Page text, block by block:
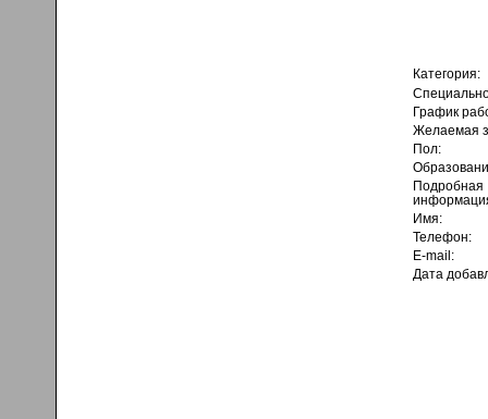
Категория:
График
Желаемая
Пол:
Подробная
Имя:
Телефон:
E-mail:
Дата